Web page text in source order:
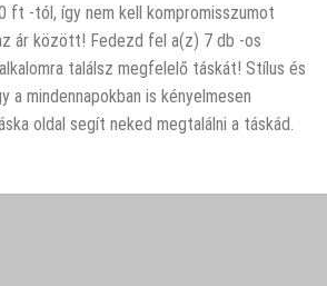
ft -tól, így nem kell kompromisszumot
ár között! Fedezd fel a(z) 7 db -os
találsz megfelelő táskát! Stílus és
a mindennapokban is kényelmesen
oldal segít neked megtalálni a táskád.